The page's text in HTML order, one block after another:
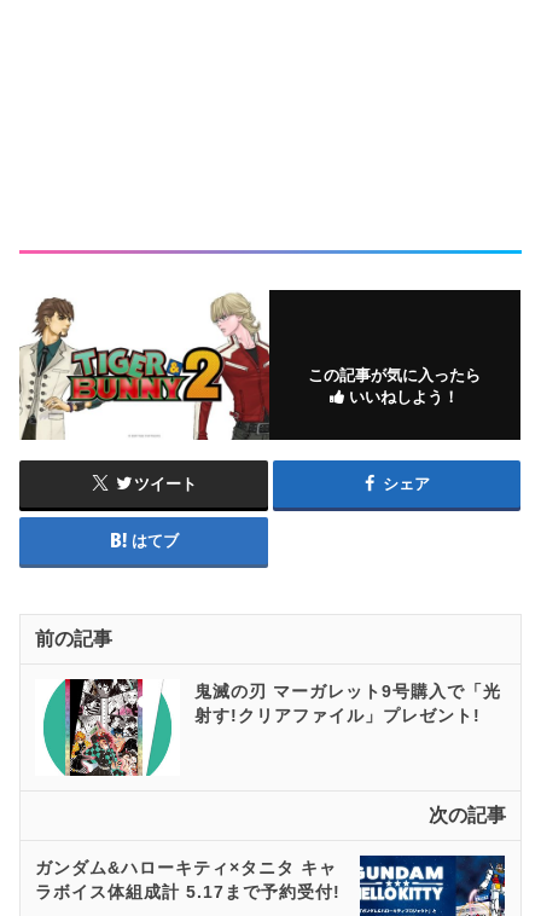
この記事が気に入ったら
いいねしよう！
ツイート シェア
はてブ
前の記事
鬼滅の刃 マーガレット9号購入で「光
射す!クリアファイル」プレゼント!
次の記事
ガンダム&ハローキティ×タニタ キャ
ラボイス体組成計 5.17まで予約受付!